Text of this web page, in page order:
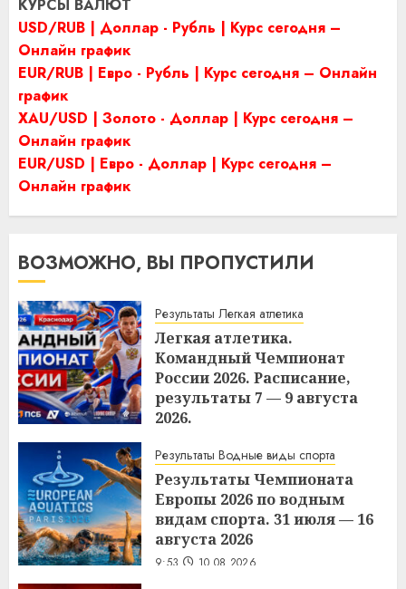
КУРСЫ ВАЛЮТ
USD/RUB | Доллар - Рубль | Курс сегодня –
Онлайн график
EUR/RUB | Евро - Рубль | Курс сегодня – Онлайн
график
XAU/USD | Золото - Доллар | Курс сегодня –
Онлайн график
EUR/USD | Евро - Доллар | Курс сегодня –
Онлайн график
ВОЗМОЖНО, ВЫ ПРОПУСТИЛИ
Результаты Легкая атлетика
Легкая атлетика.
Командный Чемпионат
России 2026. Расписание,
результаты 7 — 9 августа
2026.
Результаты Водные виды спорта
Результаты Чемпионата
Европы 2026 по водным
видам спорта. 31 июля — 16
августа 2026
9:53 10.08.2026